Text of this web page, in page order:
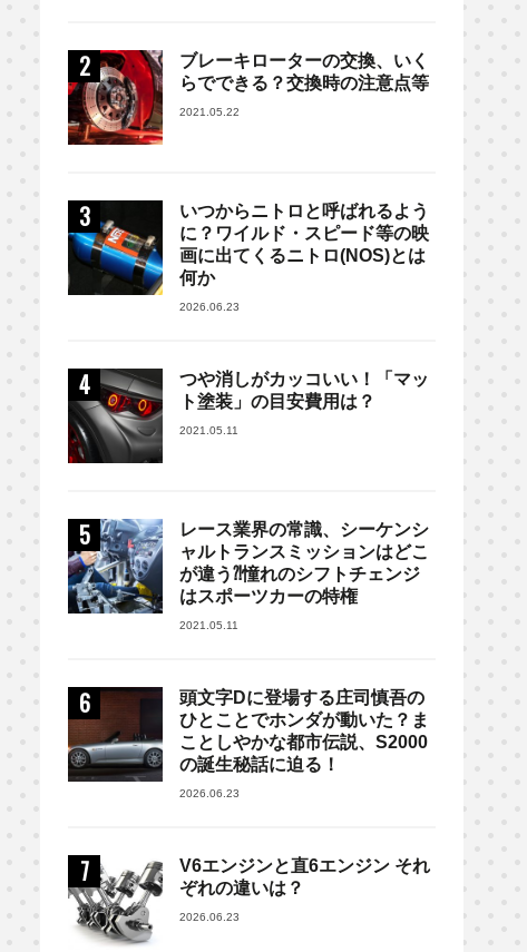
ブレーキローターの交換、いく
らでできる？交換時の注意点等
2021.05.22
いつからニトロと呼ばれるよう
に？ワイルド・スピード等の映
画に出てくるニトロ(NOS)とは
何か
2026.06.23
つや消しがカッコいい！「マッ
ト塗装」の目安費用は？
2021.05.11
レース業界の常識、シーケンシ
ャルトランスミッションはどこ
が違う⁈憧れのシフトチェンジ
はスポーツカーの特権
2021.05.11
頭文字Dに登場する庄司慎吾の
ひとことでホンダが動いた？ま
ことしやかな都市伝説、S2000
の誕生秘話に迫る！
2026.06.23
V6エンジンと直6エンジン それ
ぞれの違いは？
2026.06.23